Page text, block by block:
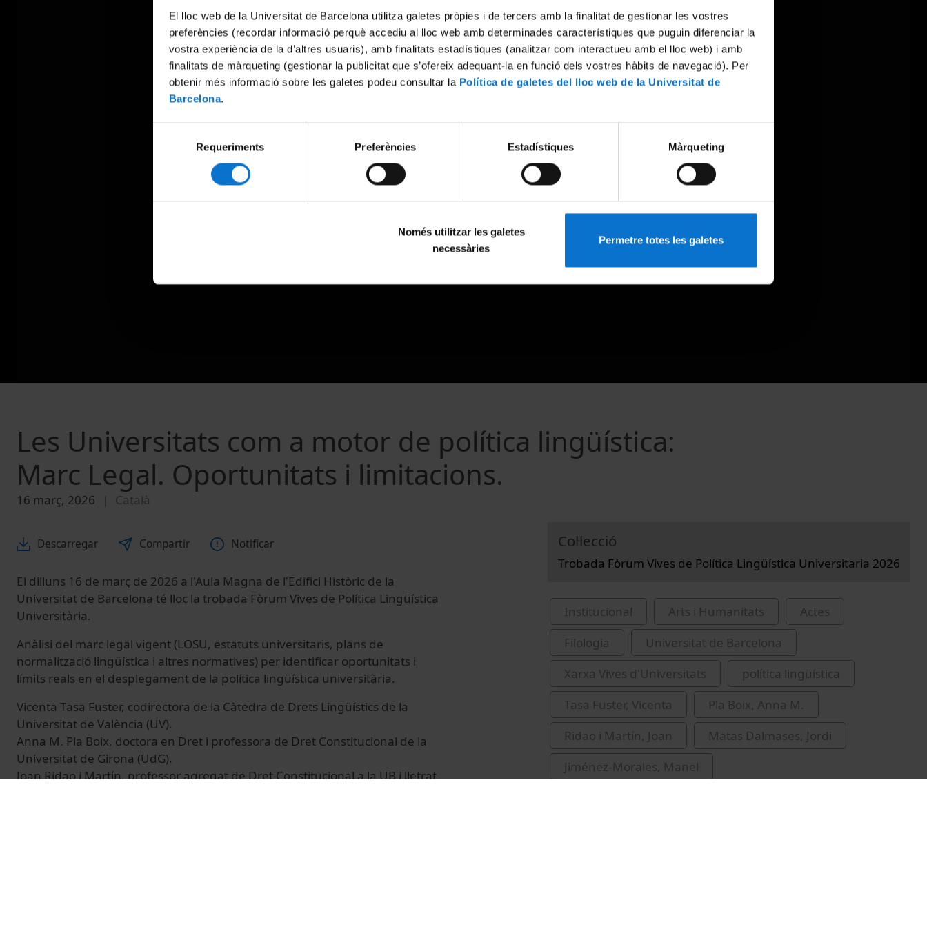
El lloc web de la Universitat de Barcelona utilitza galetes pròpies i de tercers amb la finalitat de gestionar les vostres
preferències (recordar informació perquè accediu al lloc web amb determinades característiques que puguin diferenciar la
vostra experiència de la d’altres usuaris), amb finalitats estadístiques (analitzar com interactueu amb el lloc web) i amb
finalitats de màrqueting (gestionar la publicitat que s’ofereix adequant-la en funció dels vostres hàbits de navegació). Per
obtenir més informació sobre les galetes podeu consultar la Política de galetes del lloc web de la Universitat de
Barcelona.
consentiment
Requeriments Preferències Estadístiques Màrqueting
Només utilitzar les galetes
necessàries
Permetre totes les galetes
Les Universitats com a motor de política lingüística:
Marc Legal. Oportunitats i limitacions.
16 març, 2026 Català
Descarregar Compartir Notificar
El dilluns 16 de març de 2026 a l'Aula Magna de l'Edifici Històric de la
Universitat de Barcelona té lloc la trobada Fòrum Vives de Política Lingüística
Universitària.
Anàlisi del marc legal vigent (LOSU, estatuts universitaris, plans de
normalització lingüística i altres normatives) per identificar oportunitats i
límits reals en el desplegament de la política lingüística universitària.
Vicenta Tasa Fuster, codirectora de la Càtedra de Drets Lingüístics de la
Universitat de València (UV).
Anna M. Pla Boix, doctora en Dret i professora de Dret Constitucional de la
Universitat de Girona (UdG).
Joan Ridao i Martín, professor agregat de Dret Constitucional a la UB i lletrat
Col·lecció
Trobada Fòrum Vives de Política Lingüística Universitaria 2026
Institucional Arts i Humanitats
Actes
Filologia
Universitat de Barcelona
Xarxa Vives d'Universitats
política lingüística
Tasa Fuster, Vicenta
Pla Boix, Anna M.
Ridao i Martín, Joan
Matas Dalmases, Jordi
Jiménez-Morales, Manel